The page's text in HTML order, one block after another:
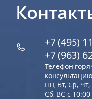
+7 (495)
+7 (963)
Телефон
консультацию
Пн, Вт, Ср,
Сб, ВС с